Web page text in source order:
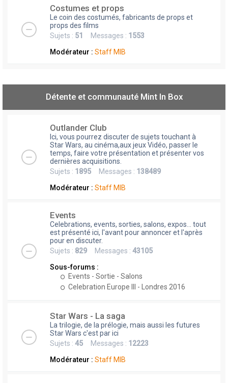
Costumes et props
Le coin des costumés, fabricants de props et
props des films
Sujets : 51 Messages : 1553
Modérateur : Staff MIB
Détente et communauté Mint In Box
Outlander Club
Ici, vous pourrez discuter de sujets touchant à
Star Wars, au cinéma,aux jeux Vidéo, passer le
temps, faire votre présentation et présenter vos
dernières acquisitions.
Sujets : 1895 Messages : 138489
Modérateur : Staff MIB
Events
Celebrations, events, sorties, salons, expos... tout
est présenté ici, l'avant pour annoncer et l'après
pour en discuter.
Sujets : 829 Messages : 43105
Sous-forums :
Events - Sortie - Salons
Celebration Europe III - Londres 2016
Star Wars - La saga
La trilogie, de la prélogie, mais aussi les futures
Star Wars c'est par ici
Sujets : 45 Messages : 12223
Modérateur : Staff MIB